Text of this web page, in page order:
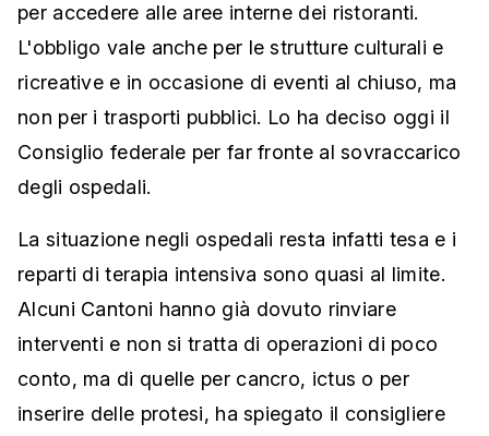
per accedere alle aree interne dei ristoranti.
L'obbligo vale anche per le strutture culturali e
ricreative e in occasione di eventi al chiuso, ma
non per i trasporti pubblici. Lo ha deciso oggi il
Consiglio federale per far fronte al sovraccarico
degli ospedali.
La situazione negli ospedali resta infatti tesa e i
reparti di terapia intensiva sono quasi al limite.
Alcuni Cantoni hanno già dovuto rinviare
interventi e non si tratta di operazioni di poco
conto, ma di quelle per cancro, ictus o per
inserire delle protesi, ha spiegato il consigliere